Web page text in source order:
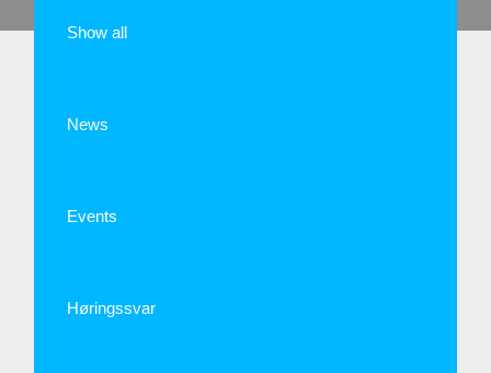
Show all
News
Events
Høringssvar